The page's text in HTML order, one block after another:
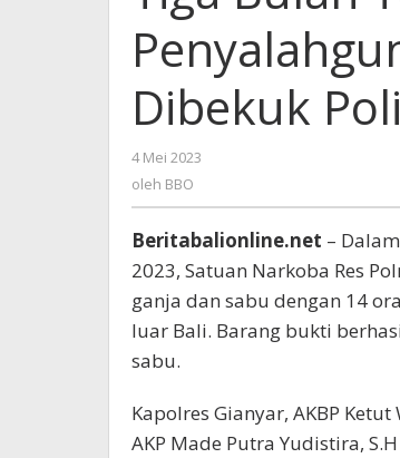
Pelaku
Narkotika
Gianyar
Dibekuk
Dibekuk
4 Mei 2023
oleh BBO
Beritabalionline.net –
2023, Satuan Narkoba Res
ganja dan sabu dengan 14
luar Bali. Barang bukti
sabu.
Kapolres Gianyar, AKBP
AKP Made Putra Yudistira,